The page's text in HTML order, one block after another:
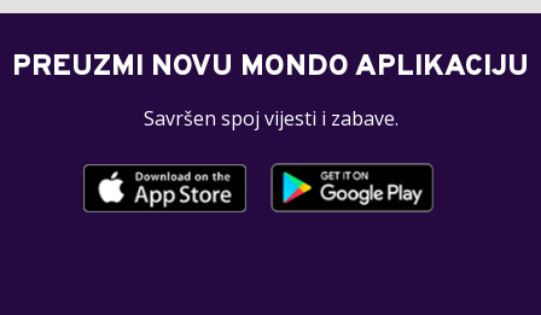
PREUZMI NOVU MONDO APLIKACIJU
Savršen spoj vijesti i zabave.